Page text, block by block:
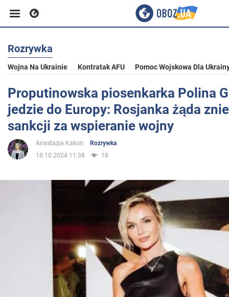
Biznes
Sport
Rozrywka
Życie
Wojna na Ukrainie
Rozrywka
Wojna Na Ukrainie Kontratak AFU Pomoc Wojskowa Dla
Proputinowska piosenkarka Polina
jedzie do Europy: Rosjanka żąda
sankcji za wspieranie wojny
Anastazja Kakun
Rozrywka
18.10.2024 11:38
18